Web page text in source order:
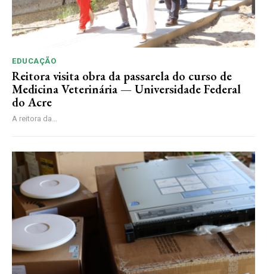
EDUCAÇÃO
Reitora visita obra da passarela do curso de
Medicina Veterinária — Universidade Federal
do Acre
A reitora da...